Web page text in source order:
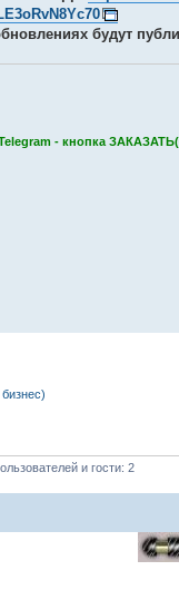
будут
- кнопка
и гости: 2